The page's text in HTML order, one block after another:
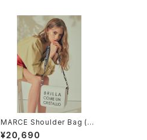
MARCE Shoulder Bag (Ti
tanium White)
¥20,690